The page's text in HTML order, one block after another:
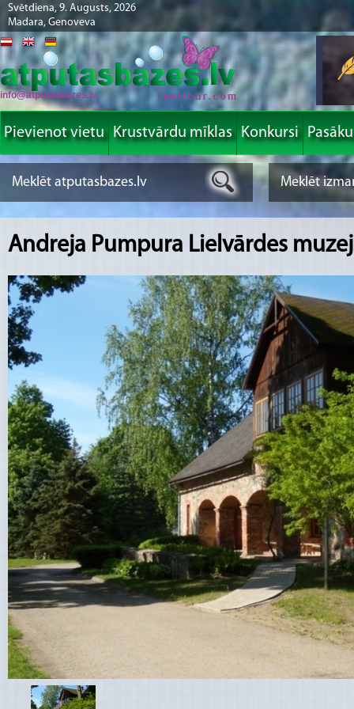
Svētdiena, 9. Augusts, 2026
Madara, Genoveva
info@atputasbazes.lv
Pievienot vietu Krustvārdu mīklas Konkursi
Andreja Pumpura Lielvārdes